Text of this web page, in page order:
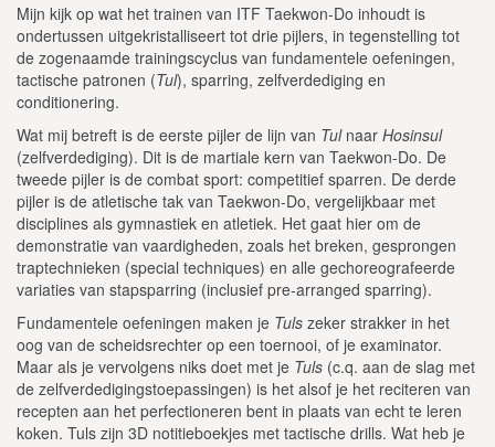
Mijn kijk op wat het trainen van ITF Taekwon-Do inhoudt is
ondertussen uitgekristalliseert tot drie pijlers, in tegenstelling tot
de zogenaamde trainingscyclus van fundamentele oefeningen,
tactische patronen (Tul), sparring, zelfverdediging en
conditionering.
Wat mij betreft is de eerste pijler de lijn van Tulnaar Hosinsul
(zelfverdediging). Dit is de martiale kern van Taekwon-Do. De
tweede pijler is de combat sport: competitief sparren. De derde
pijler is de atletische tak van Taekwon-Do, vergelijkbaar met
disciplines als gymnastiek en atletiek. Het gaat hier om de
demonstratie van vaardigheden, zoals het breken, gesprongen
traptechnieken (special techniques) en alle gechoreografeerde
variaties van stapsparring (inclusief pre-arranged sparring).
Fundamentele oefeningen maken je Tuls zeker strakker in het
oog van de scheidsrechter op een toernooi, of je examinator.
Maar als je vervolgens niks doet met je Tuls (c.q. aan de slag met
de zelfverdedigingstoepassingen) is het alsof je het reciteren van
recepten aan het perfectioneren bent in plaats van echt te leren
koken. Tuls zijn 3D notitieboekjes met tactische drills. Wat heb je